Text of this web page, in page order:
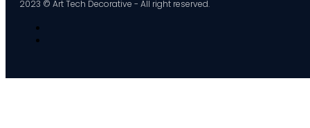
2023 © Art Tech Decorative - All right reserved.